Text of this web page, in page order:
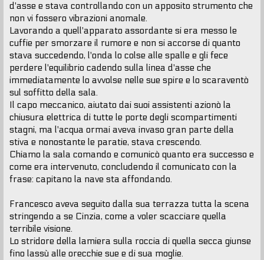
d'asse e stava controllando con un apposito strumento che
non vi fossero vibrazioni anomale.
Lavorando a quell'apparato assordante si era messo le
cuffie per smorzare il rumore e non si accorse di quanto
stava succedendo, l'onda lo colse alle spalle e gli fece
perdere l'equilibrio cadendo sulla linea d'asse che
immediatamente lo avvolse nelle sue spire e lo scaraventò
sul soffitto della sala.
Il capo meccanico, aiutato dai suoi assistenti azionò la
chiusura elettrica di tutte le porte degli scompartimenti
stagni, ma l'acqua ormai aveva invaso gran parte della
stiva e nonostante le paratie, stava crescendo.
Chiamo la sala comando e comunicò quanto era successo e
come era intervenuto, concludendo il comunicato con la
frase: capitano la nave sta affondando.
Francesco aveva seguito dalla sua terrazza tutta la scena
stringendo a se Cinzia, come a voler scacciare quella
terribile visione.
Lo stridore della lamiera sulla roccia di quella secca giunse
fino lassù alle orecchie sue e di sua moglie.